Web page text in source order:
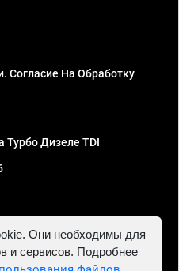
Согласие На Обработку
Турбо Дизеле TDI
ИНН 781302555843,
Они необходимы для
и сервисов. Подробнее